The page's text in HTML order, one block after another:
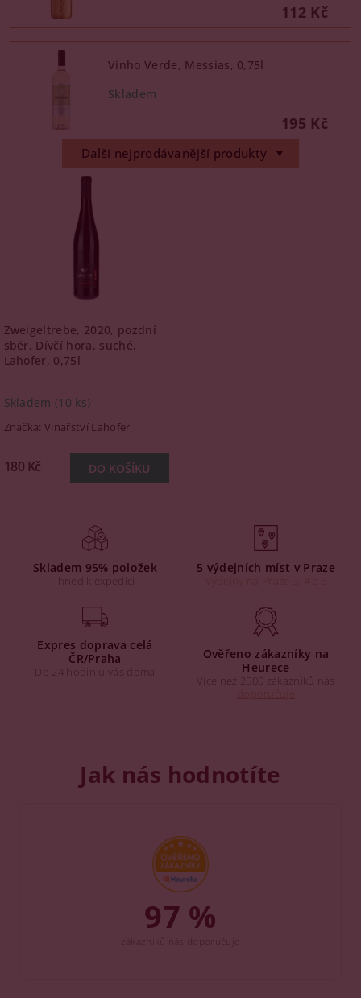
112 Kč
Vinho Verde, Messias, 0,75l
195 Kč
Další nejprodávanější produkty
Zweigeltrebe, 2020, pozdní
sběr, Dívčí hora, suché,
Lahofer, 0,75l
Skladem (10 ks)
Značka:Vinařství Lahofer
180 Kč
Skladem 95% položek
Ihned k expedici
5 výdejních míst v Praze
Expres doprava celá
ČR/Praha
Do 24 hodin u vás doma
Ověřeno zákazníky na
Heurece
Více než 2500 zákazníků nás
Jak nás hodnotíte
97 %